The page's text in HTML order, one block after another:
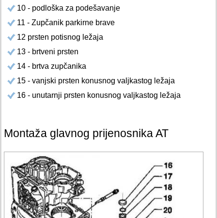
10 - podloška za podešavanje
11 - Zupčanik parkirne brave
12 prsten potisnog ležaja
13 - brtveni prsten
14 - brtva zupčanika
15 - vanjski prsten konusnog valjkastog ležaja
16 - unutarnji prsten konusnog valjkastog ležaja
Montaža glavnog prijenosnika AT